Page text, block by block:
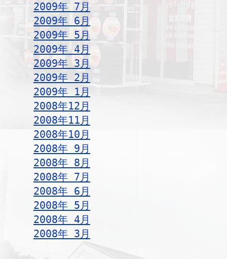
2009年 7月
2009年 6月
2009年 5月
2009年 4月
2009年 3月
2009年 2月
2009年 1月
2008年12月
2008年11月
2008年10月
2008年 9月
2008年 8月
2008年 7月
2008年 6月
2008年 5月
2008年 4月
2008年 3月